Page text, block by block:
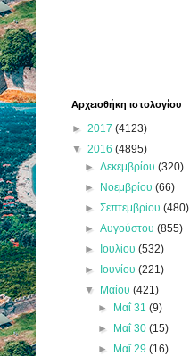
Αρχειοθήκη ιστολογίου
► 2017 (4123)
▼ 2016 (4895)
►Δεκεμβρίου(320)
► Νοεμβρίου(66)
►Σεπτεμβρίου(480)
►Αυγούστου(855)
► Ιουλίου(532)
► Ιουνίου(221)
▼ Μαΐου(421)
► Μαΐ 31 (9)
► Μαΐ 30 (15)
► Μαΐ 29 (16)